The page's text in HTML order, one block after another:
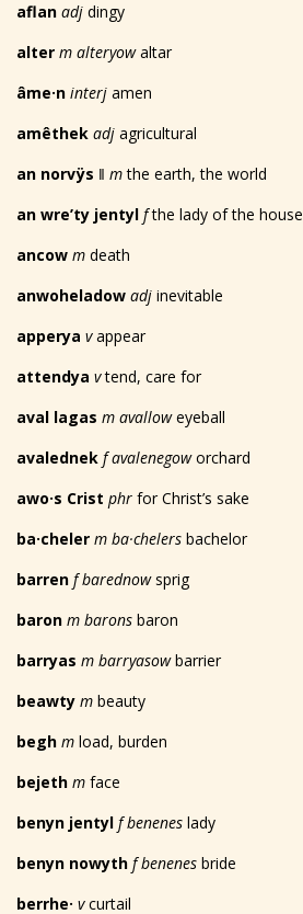
aflan adj dingy
alter m alteryowaltar
âme·n interj amen
amêthek adj agricultural
an norvÿs ‖ mthe earth, the world
an wre’ty jentyl fthe lady of the house
ancow m death
anwoheladow adj inevitable
apperya vappear
attendya vtend, care for
aval lagas m avalloweyeball
avalednek f avalenegoworchard
awo·s Crist phr for Christ’s sake
ba·cheler m ba·chelers bachelor
barren f barednowsprig
baron m barons baron
barryas m barryasowbarrier
beawty m beauty
begh m load, burden
bejeth m face
benyn jentyl f benenes lady
benyn nowyth f benenes bride
berrhe· vcurtail